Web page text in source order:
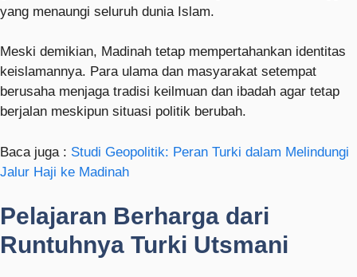
yang menaungi seluruh dunia Islam.
Meski demikian, Madinah tetap mempertahankan identitas
keislamannya. Para ulama dan masyarakat setempat
berusaha menjaga tradisi keilmuan dan ibadah agar tetap
berjalan meskipun situasi politik berubah.
Baca juga : Studi Geopolitik: Peran Turki dalam Melindungi
Jalur Haji ke Madinah
Pelajaran Berharga dari
Runtuhnya Turki Utsmani